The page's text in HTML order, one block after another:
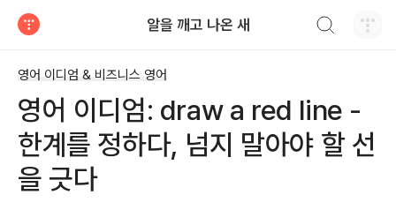
알을 깨고 나온 새
영어 이디엄 & 비즈니스 영어
영어 이디엄: draw a red line -
한계를 정하다, 넘지 말아야 할 선
을 긋다